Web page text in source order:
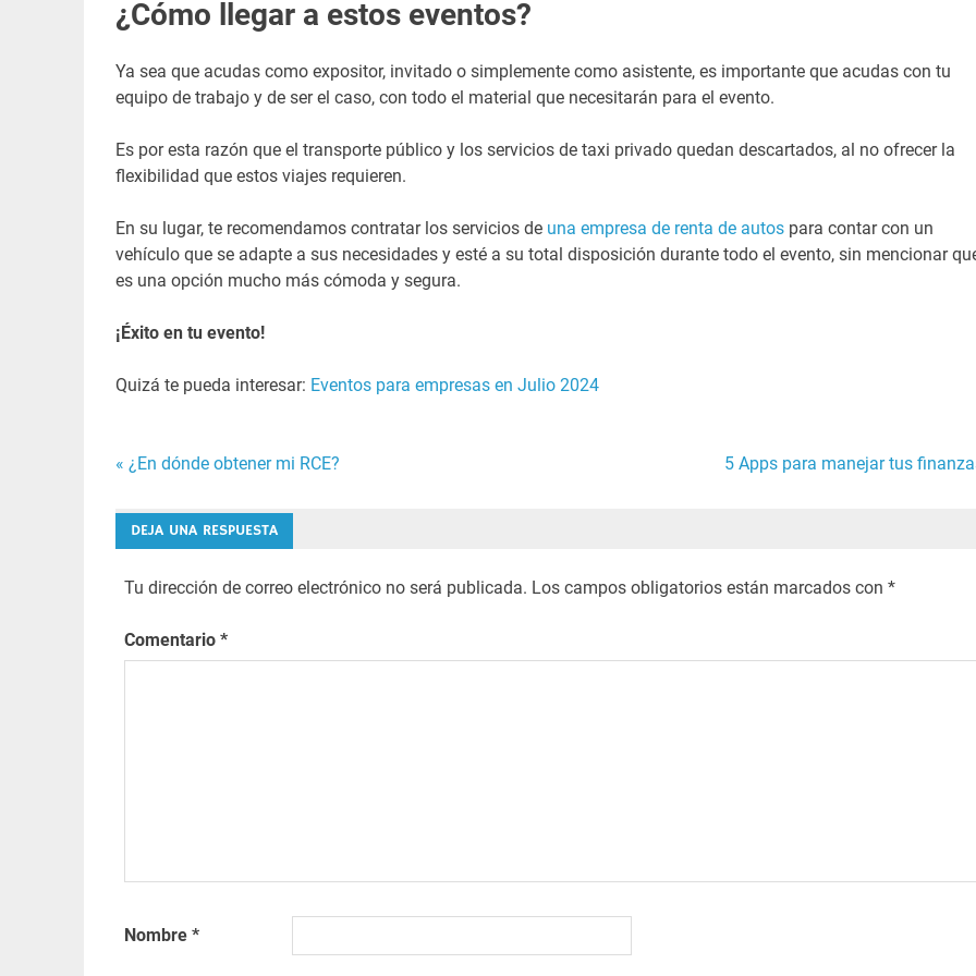
¿Cómo llegar a estos eventos?
Ya sea que acudas como expositor, invitado o simplemente como asistente, es importante que acudas con tu
equipo de trabajo y de ser el caso, con todo el material que necesitarán para el evento.
Es por esta razón que el transporte público y los servicios de taxi privado quedan descartados, al no ofrecer la
flexibilidad que estos viajes requieren.
En su lugar, te recomendamos contratar los servicios de una empresa de renta de autospara contar con un
vehículo que se adapte a sus necesidades y esté a su total disposición durante todo el evento, sin mencionar
es una opción mucho más cómoda y segura.
¡Éxito en tu evento!
Quizá te pueda interesar: Eventos para empresas en Julio 2024
de
entradas
« ¿En dónde obtener mi RCE? 5 Apps para manejar tus
DEJA UNA RESPUESTA
Tu dirección de correo electrónico no será publicada. Los campos obligatorios están marcados con *
Comentario *
Nombre *